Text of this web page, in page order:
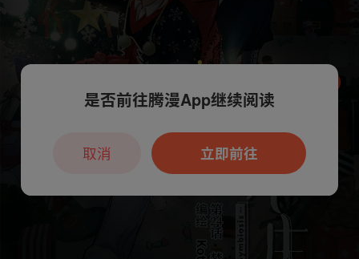
本章节仅支持App阅读，可打开App新用
户7天免费看
是否前往腾漫App继续阅读
立即前往
取消